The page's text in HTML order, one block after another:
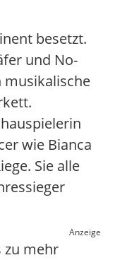
besetzt.
und No-
musikalische
wie Bianca
Sie alle
Anzeige
zu mehr